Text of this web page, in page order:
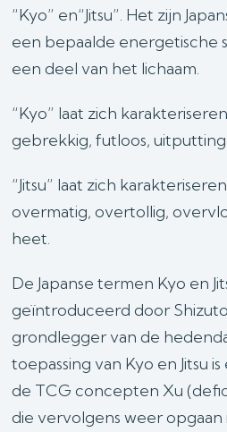
“Kyo” en“Jitsu”. Het zijn
een bepaalde energetische
een deel van het lichaam.
“Kyo” laat zich
gebrekkig, futloos, uitputting
“Jitsu” laat zich
overmatig, overtollig,
heet.
De Japanse termen Kyo en
geïntroduceerd door
grondlegger van de
toepassing van Kyo en Jitsu
de TCG concepten Xu
die vervolgens weer opgaan